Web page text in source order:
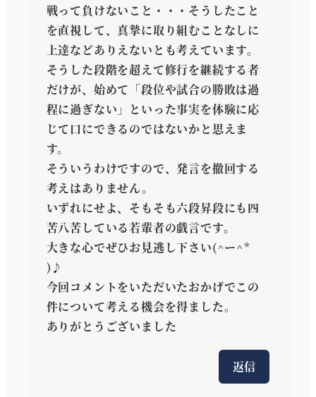
戦って負けないこと・・・そうしたこと
を直視して、真摯に取り組むことなしに
上達などありえないとも考えています。
そうした段階を超えて修行を継続する者
だけが、始めて「段位や試合の勝敗は過
程に過ぎない」といった事実を体験に応
じて口にできるのではないかと思えま
す。
そういうわけですので、発言を撤回する
考えはありません。
いずれにせよ、そもそも六段昇段にも四
苦八苦している若輩者の戯言です。
大きな心でぜひお見逃し下さい(^ー^*
)♪
今回コメントをいただいたおかげでこの
件について考える機会を得ました。
ありがとうございました
返信